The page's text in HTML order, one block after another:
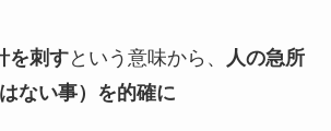
を刺すという意味から、
人の急所
ない事）を的確に